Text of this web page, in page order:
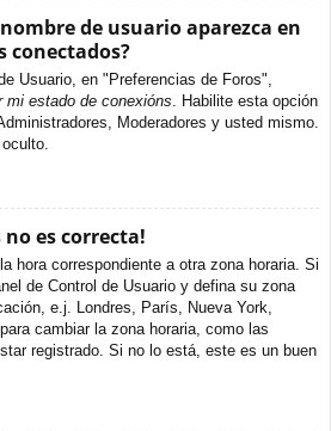
de usuario aparezca en
conectados?
Usuario, en "Preferencias de Foros",
mi estado de conexións. Habilite esta opción
Moderadores y usted mismo.
no es correcta!
hora correspondiente a otra zona horaria. Si
de Control de Usuario y defina su zona
e.j. Londres, París, Nueva York,
cambiar la zona horaria, como las
registrado. Si no lo está, este es un buen